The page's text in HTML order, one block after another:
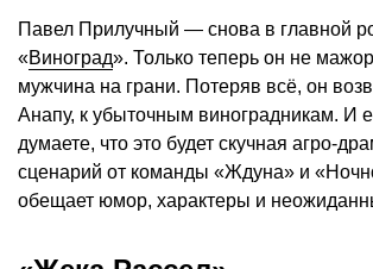
Павел Прилучный — снова в главной
«Виноград». Только теперь он не
мужчина на грани. Потеряв всё, он
Анапу, к убыточным виноградникам. И
думаете, что это будет скучная агро-
сценарий от команды «Ждуна» и
обещает юмор, характеры и